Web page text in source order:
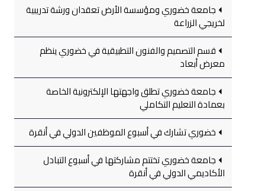
جامعة خضوري ومؤسسة الأرض تعقدان ورشة تدريبية
لخريجي الزراعة
قسم التصميم والفنون التطبيقية في خضوري ينظم
معرض أبعاد
جامعة خضوري تطلق واجهتها الإلكترونية الخاصة
بعمادة التعليم التكاملي
خضوري تشارك في أسبوع الموظفين الدولي في أنقرة
جامعة خضوري تختتم مشاركتها في أسبوع التبادل
الأكاديمي الدولي في أنقرة